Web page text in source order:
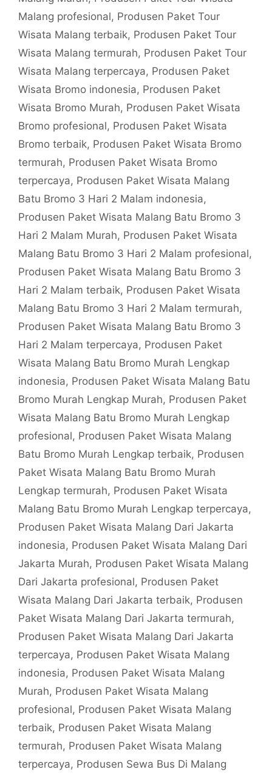
Malang profesional, Produsen Paket Tour
Wisata Malang terbaik, Produsen Paket Tour
Wisata Malang termurah, Produsen Paket Tour
Wisata Malang terpercaya, Produsen Paket
Wisata Bromo indonesia, Produsen Paket
Wisata Bromo Murah, Produsen Paket Wisata
Bromo profesional, Produsen Paket Wisata
Bromo terbaik, Produsen Paket Wisata Bromo
termurah, Produsen Paket Wisata Bromo
terpercaya, Produsen Paket Wisata Malang
Batu Bromo 3 Hari 2 Malam indonesia,
Produsen Paket Wisata Malang Batu Bromo 3
Hari 2 Malam Murah, Produsen Paket Wisata
Malang Batu Bromo 3 Hari 2 Malam profesional,
Produsen Paket Wisata Malang Batu Bromo 3
Hari 2 Malam terbaik, Produsen Paket Wisata
Malang Batu Bromo 3 Hari 2 Malam termurah,
Produsen Paket Wisata Malang Batu Bromo 3
Hari 2 Malam terpercaya, Produsen Paket
Wisata Malang Batu Bromo Murah Lengkap
indonesia, Produsen Paket Wisata Malang Batu
Bromo Murah Lengkap Murah, Produsen Paket
Wisata Malang Batu Bromo Murah Lengkap
profesional, Produsen Paket Wisata Malang
Batu Bromo Murah Lengkap terbaik, Produsen
Paket Wisata Malang Batu Bromo Murah
Lengkap termurah, Produsen Paket Wisata
Malang Batu Bromo Murah Lengkap terpercaya,
Produsen Paket Wisata Malang Dari Jakarta
indonesia, Produsen Paket Wisata Malang Dari
Jakarta Murah, Produsen Paket Wisata Malang
Dari Jakarta profesional, Produsen Paket
Wisata Malang Dari Jakarta terbaik, Produsen
Paket Wisata Malang Dari Jakarta termurah,
Produsen Paket Wisata Malang Dari Jakarta
terpercaya, Produsen Paket Wisata Malang
indonesia, Produsen Paket Wisata Malang
Murah, Produsen Paket Wisata Malang
profesional, Produsen Paket Wisata Malang
terbaik, Produsen Paket Wisata Malang
termurah, Produsen Paket Wisata Malang
terpercaya, Produsen Sewa Bus Di Malang